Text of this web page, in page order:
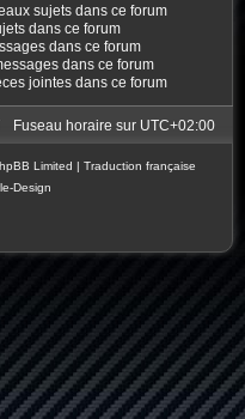
sujets dans ce forum
dans ce forum
dans ce forum
dans ce forum
jointes dans ce forum
Fuseau horaire sur UTC+02:00
Limited | Traduction française
Design